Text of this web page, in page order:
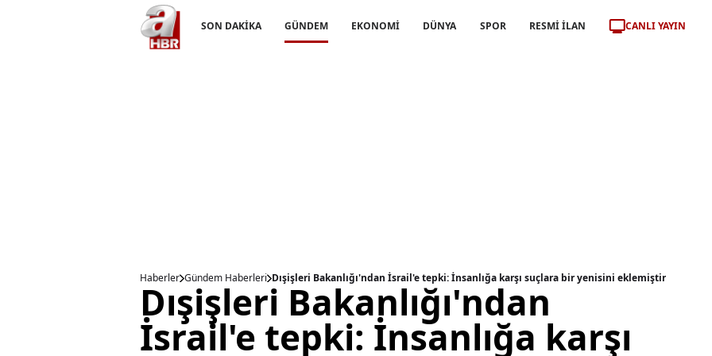
SON DAKİKA GÜNDEM EKONOMİ DÜNYA SPOR RESMİ İLAN CANLI YAYIN
Haberler Gündem Haberleri Dışişleri Bakanlığı'ndan İsrail'e tepki: İnsanlığa karşı suçlara bir yenisini eklemiştir
Dışişleri Bakanlığı'ndan
İsrail'e tepki: İnsanlığa karşı